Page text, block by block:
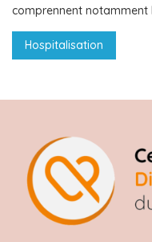
comprennent notamment
Hospitalisation